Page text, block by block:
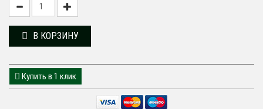
В КОРЗИНУ
Купить в 1 клик